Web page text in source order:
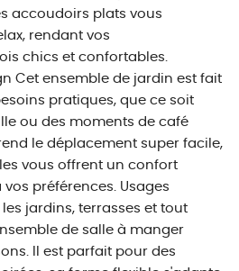
accoudoirs plats vous
rendant vos
chics et confortables.
Cet ensemble de jardin est fait
pratiques, que ce soit
ou des moments de café
le déplacement super facile,
vous offrent un confort
préférences. Usages
jardins, terrasses et tout
de salle à manger
Il est parfait pour des